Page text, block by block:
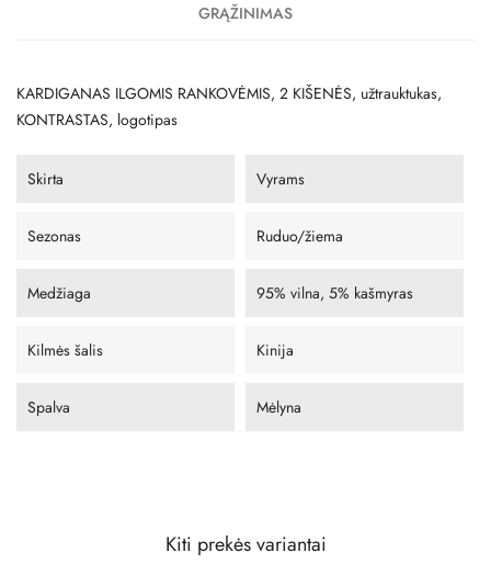
GRĄŽINIMAS
KARDIGANAS ILGOMIS RANKOVĖMIS, 2 KIŠENĖS, užtrauktukas,
KONTRASTAS, logotipas
Skirta Vyrams
Sezonas Ruduo/žiema
Medžiaga 95% vilna, 5% kašmyras
Kilmės šalis Kinija
Spalva Mėlyna
Kiti prekės variantai